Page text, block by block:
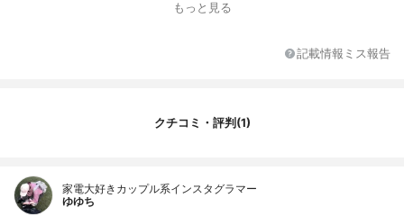
もっと見る
記載情報ミス報告
クチコミ・評判(1)
家電大好きカップル系インスタグラマー
ゆゆち